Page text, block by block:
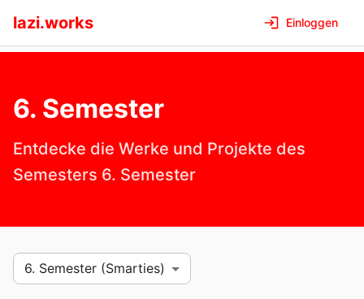
lazi.works Einloggen
6. Semester
Entdecke die Werke und Projekte des
Semesters 6. Semester
6. Semester (Smarties)